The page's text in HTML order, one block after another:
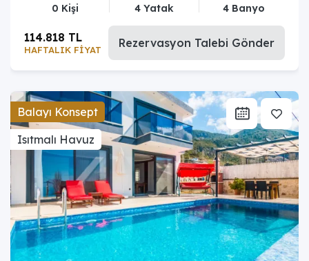
0 Kişi 4 Yatak 4 Banyo
HAFTALIK FİYAT
114.818 TL Rezervasyon Talebi Gönder
Balayı Konsept
Isıtmalı Havuz